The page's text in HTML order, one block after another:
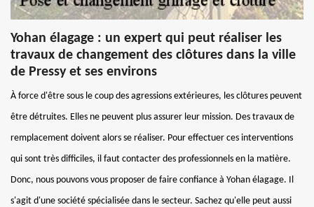
Yohan élagage : un expert qui peut réaliser les
travaux de changement des clôtures dans la ville
de Pressy et ses environs
À force d'être sous le coup des agressions extérieures, les clôtures peuvent
être détruites. Elles ne peuvent plus assurer leur mission. Des travaux de
remplacement doivent alors se réaliser. Pour effectuer ces interventions
qui sont très difficiles, il faut contacter des professionnels en la matière.
Donc, nous pouvons vous proposer de faire confiance à Yohan élagage. Il
s'agit d'une société spécialisée dans le secteur. Sachez qu'elle peut aussi